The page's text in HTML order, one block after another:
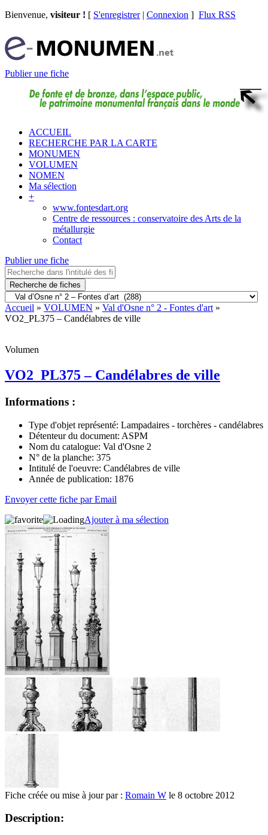
Bienvenue, visiteur ! [ S'enregistrer| Connexion ] Flux RSS
Publier une fiche
ACCUEIL
RECHERCHE PAR LA CARTE
MONUMEN
VOLUMEN
NOMEN
Ma sélection
+
www.fontesdart.org
Centre de ressources : conservatoire des Arts de la
métallurgie
Contact
Publier une fiche
Recherche de fiches
Accueil » VOLUMEN » Val d'Osne n° 2 - Fontes d'art »
VO2_PL375 – Candélabres de ville
Volumen
VO2_PL375 – Candélabres de ville
Informations :
Type d'objet représenté: Lampadaires - torchères - candélabres
Détenteur du document: ASPM
Nom du catalogue: Val d'Osne 2
N° de la planche: 375
Intitulé de l'oeuvre: Candélabres de ville
Année de publication: 1876
Envoyer cette fiche par Email
Ajouter à ma sélection
Fiche créée ou mise à jour par : Romain W le 8 octobre 2012
Description: